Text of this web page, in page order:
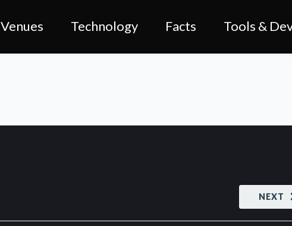
Venues Technology Facts Tools &
NEXT